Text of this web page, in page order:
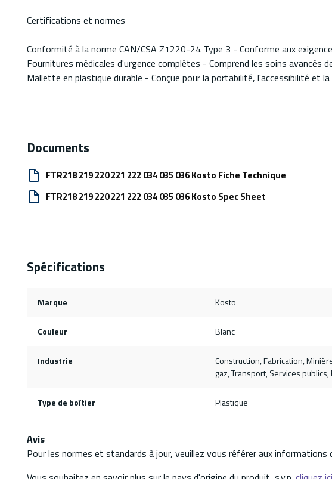
Certifications et normes
Conformité à la norme CAN/CSA Z1220-24 Type 3 - Conforme aux
Fournitures médicales d'urgence complètes - Comprend les soins
Mallette en plastique durable - Conçue pour la portabilité, l'accessibilité et
Documents
FTR218 219 220 221 222 034 035 036 Kosto Fiche Technique
FTR218 219 220 221 222 034 035 036 Kosto Spec Sheet
Spécifications
Marque Kosto
Couleur Blanc
Industrie
Construction, Fabrication,
gaz, Transport, Services
Type de boîtier Plastique
Avis
Pour les normes et standards à jour, veuillez vous référer aux informations